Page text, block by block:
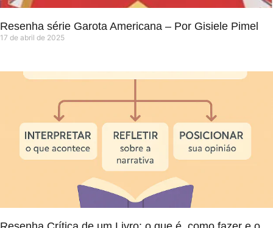
Resenha série Garota Americana – Por Gisiele Pimel
17 de abril de 2025